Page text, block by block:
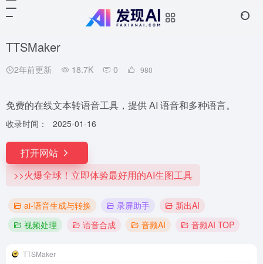
TTSMaker
2年前更新 18.7K 0 980
免费的在线文本转语音工具，提供 AI 语音和多种语言。
收录时间： 2025-01-16
打开网站
>>火爆全球！立即体验最好用的AI生图工具
ai-语音生成与转换 录屏助手
新出AI
视频处理
语音合成 音频AI 音频AI TOP
TTSMaker